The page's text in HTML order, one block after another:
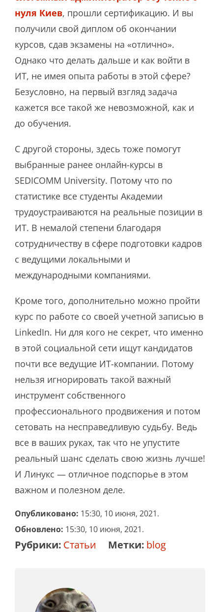
нуля Киев, прошли сертификацию. И вы
получили свой диплом об окончании
курсов, сдав экзамены на «отлично».
Однако что делать дальше и как войти в
ИТ, не имея опыта работы в этой сфере?
Безусловно, на первый взгляд задача
кажется все такой же невозможной, как и
до обучения.
С другой стороны, здесь тоже помогут
выбранные ранее онлайн-курсы в
SEDICOMM University. Потому что по
статистике все студенты Академии
трудоустраиваются на реальные позиции в
ИТ. В немалой степени благодаря
сотрудничеству в сфере подготовки кадров
с ведущими локальными и
международными компаниями.
Кроме того, дополнительно можно пройти
курс по работе со своей учетной записью в
LinkedIn. Ни для кого не секрет, что именно
в этой социальной сети ищут кандидатов
почти все ведущие ИТ-компании. Потому
нельзя игнорировать такой важный
инструмент собственного
профессионального продвижения и потом
сетовать на несправедливую судьбу. Ведь
все в ваших руках, так что не упустите
реальный шанс сделать свою жизнь лучше!
И Линукс — отличное подспорье в этом
важном и полезном деле.
Опубликовано: 15:30, 10 июня, 2021.
Обновлено: 15:30, 10 июня, 2021.
Рубрики: Статьи Метки: blog